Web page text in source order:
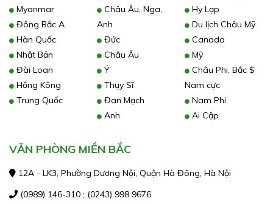
Myanmar
Đông Bắc A
Hàn Quốc
Nhật Bản
Đài Loan
Hồng Kông
Trung Quốc
Châu Âu, Nga,
Anh
Đức
Châu Âu
Ý
Thụy Sĩ
Đan Mạch
Anh
Hy Lạp
Du lịch Châu Mỹ
Canada
Mỹ
Châu Phi, Bắc $
Nam cực
Nam Phi
Ai Cập
VĂN PHÒNG MIỀN BẮC
12A - LK3, Phường Dương Nội, Quận Hà Đông, Hà Nội
(0989) 146-310 ; (0243) 998 9676